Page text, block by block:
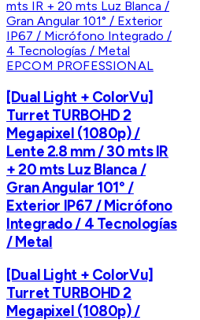
EPCOM PROFESSIONAL
[Dual Light + ColorVu]
Turret TURBOHD 2
Megapixel (1080p) /
Lente 2.8 mm / 30 mts IR
+ 20 mts Luz Blanca /
Gran Angular 101° /
Exterior IP67 / Micrófono
Integrado / 4 Tecnologías
/ Metal
[Dual Light + ColorVu]
Turret TURBOHD 2
Megapixel (1080p) /